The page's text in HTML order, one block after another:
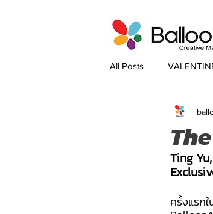
All Posts
VALENTINE 2026
Ting
ครั้งแรกใ